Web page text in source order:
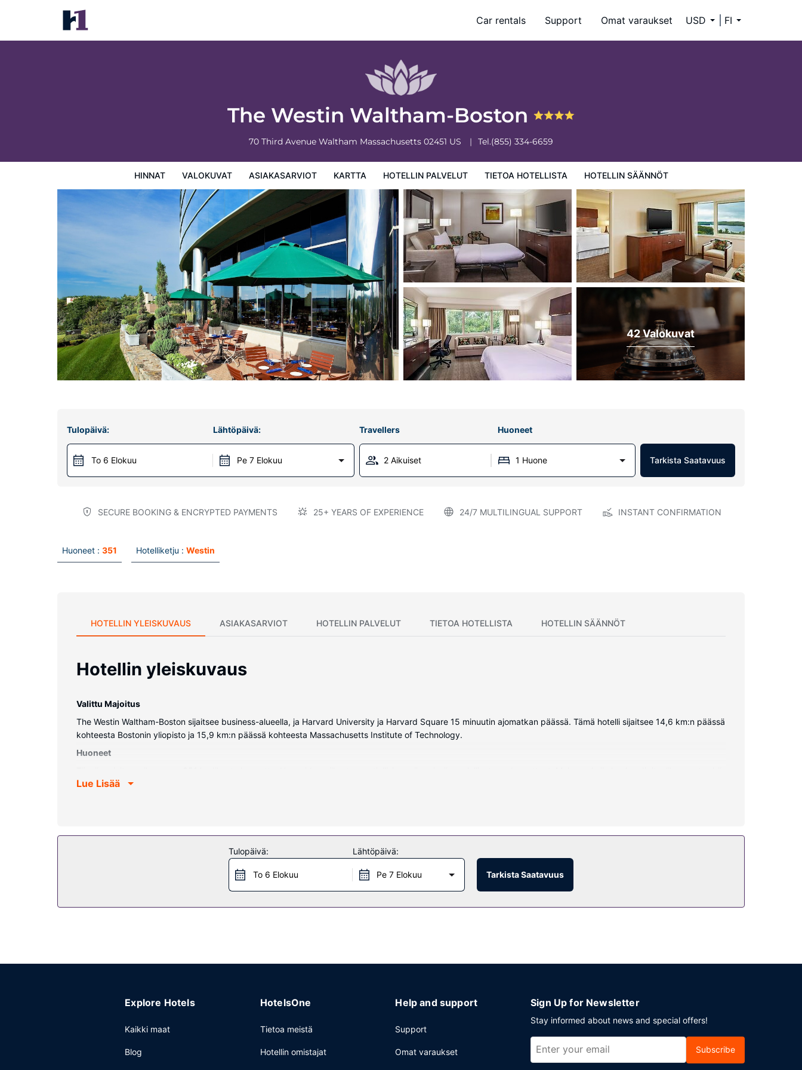
Car rentals Support Omat varaukset USD FI
The Westin Waltham-Boston
70 Third Avenue Waltham Massachusetts 02451 US Tel.(855) 334-6659
HINNAT VALOKUVAT ASIAKASARVIOT KARTTA HOTELLIN PALVELUT TIETOA HOTELLISTA HOTELLIN SÄÄNNÖT
The Westin Waltham-Boston
Hinnat
42 Valokuvat
Tulopäivä:
To 6 Elokuu
Lähtöpäivä:
Pe 7 Elokuu
Travellers Huoneet
2 Aikuiset 1 Huone Tarkista Saatavuus
SECURE BOOKING & ENCRYPTED PAYMENTS 25+ YEARS OF EXPERIENCE 24/7 MULTILINGUAL SUPPORT INSTANT CONFIRMATION
Huoneet : 351 Hotelliketju : Westin
HOTELLIN YLEISKUVAUS ASIAKASARVIOT HOTELLIN PALVELUT TIETOA HOTELLISTA HOTELLIN SÄÄNNÖT
Hotellin yleiskuvaus
Valittu Majoitus
The Westin Waltham-Boston sijaitsee business-alueella, ja Harvard University ja Harvard Square 15 minuutin ajomatkan päässä. Tämä hotelli sijaitsee 14,6 km:n päässä
kohteesta Bostonin yliopisto ja 15,9 km:n päässä kohteesta Massachusetts Institute of Technology.
Huoneet
maksullinen langaton internetyhteys. Huoneissa on oma kylpyhuone, ja sen varusteluun kuuluu suihkun ja kylpyammeen yhdistelmä, designer-hygieniatuotteet ja
lahjatavaraliikkeitä/lehtikioskeja ja hääpalvelut.
Hotellin ravintola, Relish, on hyvä paikka illallisen nauttimiseen. Palveluihin kuuluu myös kahvila ja huonepalvelu (rajoitettuina aikoina). Päätä päiväsi nauttimalla
muutama drinkki baarissa. Maksullinen tilauksen mukaan valmistettu aamiainen on tarjolla päivittäin.
Lue Lisää
Tulopäivä:
To 6 Elokuu
Lähtöpäivä:
Pe 7 Elokuu Tarkista Saatavuus
Explore Hotels
Kaikki maat
Blog
HotelsOne
Tietoa meistä
Hotellin omistajat
Help and support
Support
Omat varaukset
Sign Up for Newsletter
Stay informed about news and special offers!
Subscribe